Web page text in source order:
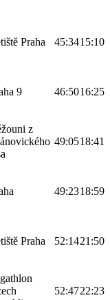
Praha 45:3415:10
9 46:5016:25
z
49:0518:41
49:2318:59
Praha 52:1421:50
52:4722:23